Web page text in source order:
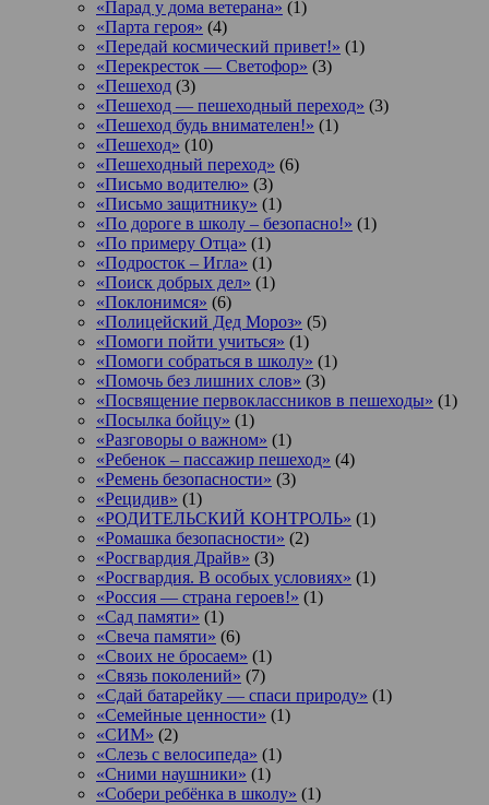
«Парад у дома ветерана» (1)
«Парта героя» (4)
«Передай космический привет!» (1)
«Перекресток — Светофор» (3)
«Пешеход (3)
«Пешеход — пешеходный переход» (3)
«Пешеход будь внимателен!» (1)
«Пешеход» (10)
«Пешеходный переход» (6)
«Письмо водителю» (3)
«Письмо защитнику» (1)
«По дороге в школу – безопасно!» (1)
«По примеру Отца» (1)
«Подросток ‒ Игла» (1)
«Поиск добрых дел» (1)
«Поклонимся» (6)
«Полицейский Дед Мороз» (5)
«Помоги пойти учиться» (1)
«Помоги собраться в школу» (1)
«Помочь без лишних слов» (3)
«Посвящение первоклассников в пешеходы» (1)
«Посылка бойцу» (1)
«Разговоры о важном» (1)
«Ребенок – пассажир пешеход» (4)
«Ремень безопасности» (3)
«Рецидив» (1)
«РОДИТЕЛЬСКИЙ КОНТРОЛЬ» (1)
«Ромашка безопасности» (2)
«Росгвардия Драйв» (3)
«Росгвардия. В особых условиях» (1)
«Россия — страна героев!» (1)
«Сад памяти» (1)
«Свеча памяти» (6)
«Своих не бросаем» (1)
«Связь поколений» (7)
«Сдай батарейку — спаси природу» (1)
«Семейные ценности» (1)
«СИМ» (2)
«Слезь с велосипеда» (1)
«Сними наушники» (1)
«Собери ребёнка в школу» (1)